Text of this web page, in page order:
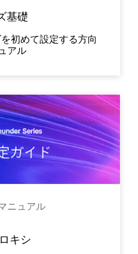
基礎
初めて設定する方向
アル
ニュアル
キシ